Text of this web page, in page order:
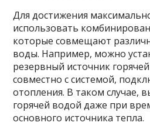
Для достижения
использовать
которые совмещают
воды. Например, можно
резервный источник
совместно с системой,
отопления. В таком случае,
горячей водой даже при
основного источника тепла.